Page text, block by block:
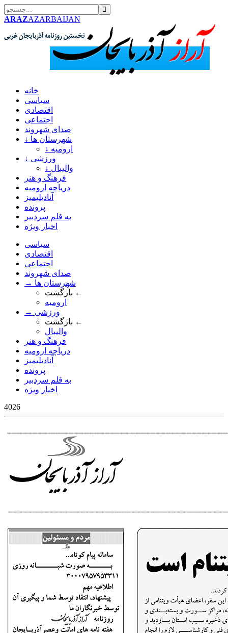
ARAZAZARBAIJAN
خانه
سیاسی
اقتصادی
اجتماعی
صدای شهروند
↓ شهرستان ها
↓ ارومیه
↓ ورزشی
↓ والیبال
فرهنگ و هنر
دریاچه ارومیه
آنادیلیمیز
پرونده
به قلم سردبیر
اخبار ویژه
سیاسی
اقتصادی
اجتماعی
صدای شهروند
→ شهرستان ها
بازگشت ←
ارومیه
→ ورزشی
بازگشت ←
والیبال
فرهنگ و هنر
دریاچه ارومیه
آنادیلیمیز
پرونده
به قلم سردبیر
اخبار ویژه
4026